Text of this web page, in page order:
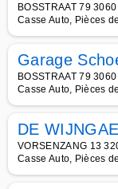
BOSSTRAAT 79
Casse Auto, Pièces
Garage
BOSSTRAAT 79
Casse Auto, Pièces
DE
VORSENZANG 13
Casse Auto, Pièces